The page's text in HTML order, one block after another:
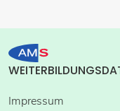
Impressum